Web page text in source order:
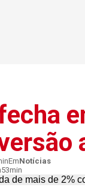
EmNotícias